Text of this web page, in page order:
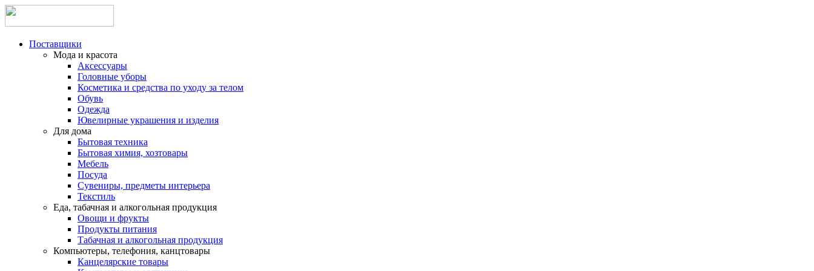
Поставщики
Мода и красота
Аксессуары
Головные уборы
Косметика и средства по уходу за телом
Обувь
Одежда
Ювелирные украшения и изделия
Для дома
Бытовая техника
Бытовая химия, хозтовары
Мебель
Посуда
Сувениры, предметы интерьера
Текстиль
Еда, табачная и алкогольная продукция
Овощи и фрукты
Продукты питания
Табачная и алкогольная продукция
Компьютеры, телефония, канцтовары
Канцелярские товары